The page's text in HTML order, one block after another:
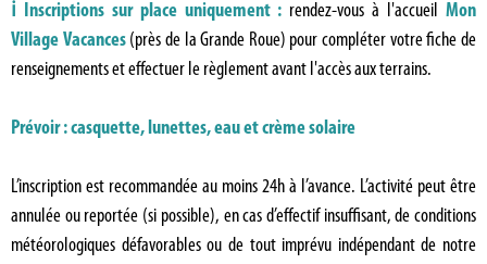
ℹ️ Inscriptions sur place uniquement : rendez-vous à l'accueilMon
Village Vacances(près de la Grande Roue) pour compléter votre fiche de
renseignements et effectuer le règlement avant l'accès aux terrains.
Prévoir : casquette, lunettes, eau et crème solaire
L’inscription est recommandée au moins 24h à l’avance. L’activité peut être
annulée ou reportée (si possible), en cas d’effectif insuffisant, de conditions
météorologiques défavorables ou de tout imprévu indépendant de notre